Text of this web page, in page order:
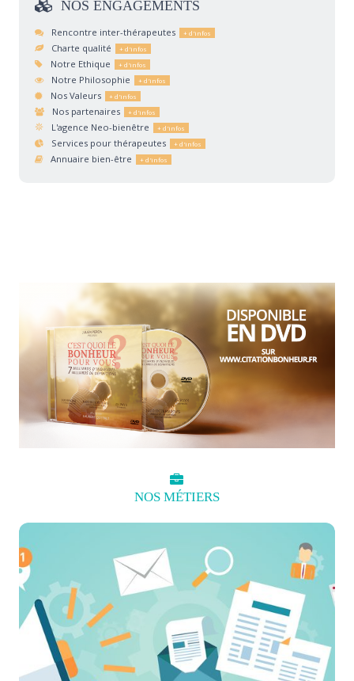
NOS ENGAGEMENTS
Rencontre inter-thérapeutes
Charte qualité
Notre Ethique
Notre Philosophie
Nos Valeurs
Nos partenaires
L'agence Neo-bienêtre
Services pour thérapeutes
Annuaire bien-être
NOS MÉTIERS